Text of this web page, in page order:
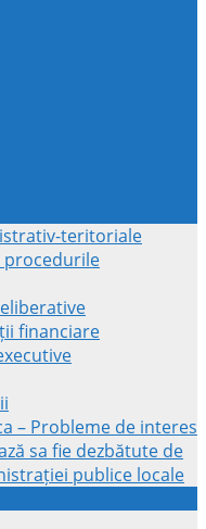
teritoriale
procedurile
financiare
– Probleme de interes
sa fie dezbătute de
publice locale